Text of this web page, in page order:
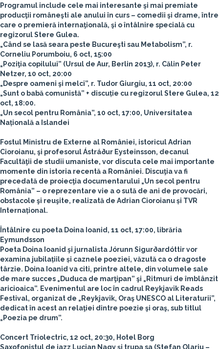
Programul include cele mai interesante şi mai premiate
producţii româneşti ale anului în curs – comedii şi drame, între
care o premieră internaţională, şi o întâlnire specială cu
regizorul Stere Gulea.
„Când se lasă seara peste Bucureşti sau Metabolism”, r.
Corneliu Porumboiu, 6 oct, 15:00
„Poziţia copilului” (Ursul de Aur, Berlin 2013), r. Călin Peter
Netzer, 10 oct, 20:00
„Despre oameni şi melci”, r. Tudor Giurgiu, 11 oct, 20:00
„Sunt o babă comunistă” + discuție cu regizorul Stere Gulea, 12
oct, 18:00.
„Un secol pentru România”, 10 oct, 17:00, Universitatea
Națională a Islandei
Fostul Ministru de Externe al României, istoricul Adrian
Cioroianu, şi profesorul Ástráður Eysteinsson, decanul
Facultăţii de studii umaniste, vor discuta cele mai importante
momente din istoria recentă a României. Discuţia va fi
precedată de proiecţia documentarului „Un secol pentru
România” – o reprezentare vie a o sută de ani de provocări,
obstacole şi reuşite, realizată de Adrian Cioroianu și TVR
Internațional.
Întâlnire cu poeta Doina Ioanid, 11 oct, 17:00, librăria
Eymundsson
Poeta Doina Ioanid şi jurnalista Jórunn Sigurðardóttir vor
examina jubilațiile și caznele poeziei, văzută ca o dragoste
târzie. Doina Ioanid va citi, printre altele, din volumele sale
de mare succes „Duduca de marţipan” şi „Ritmuri de îmblânzit
aricioaica”. Evenimentul are loc în cadrul Reykjavik Reads
Festival, organizat de „Reykjavik, Oraş UNESCO al Literaturii”,
dedicat în acest an relaţiei dintre poezie şi oraş, sub titlul
„Poezia pe drum”.
Concert Triolectric, 12 oct, 20:30, Hotel Borg
Saxofonistul de jazz Lucian Nagy și trupa sa (Ştefan Olariu –